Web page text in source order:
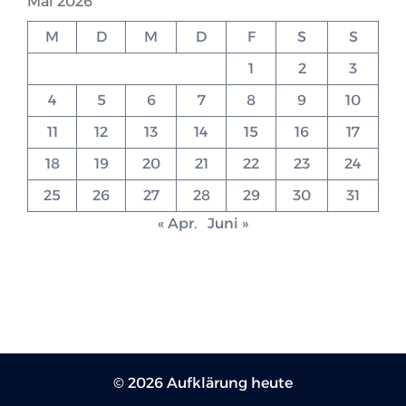
M D M D F S
S
1
2
3
4
5 6 7 8 9
10
11
12 13 14 15 16
17
18
19 20 21 22 23
24
25
26 27 28 29 30
31
« Apr.
Juni »
© 2026 Aufklärung heute